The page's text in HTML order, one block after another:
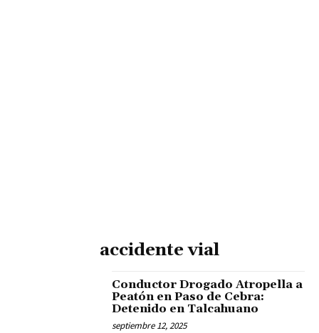
accidente vial
Conductor Drogado Atropella a
Peatón en Paso de Cebra:
Detenido en Talcahuano
septiembre 12, 2025